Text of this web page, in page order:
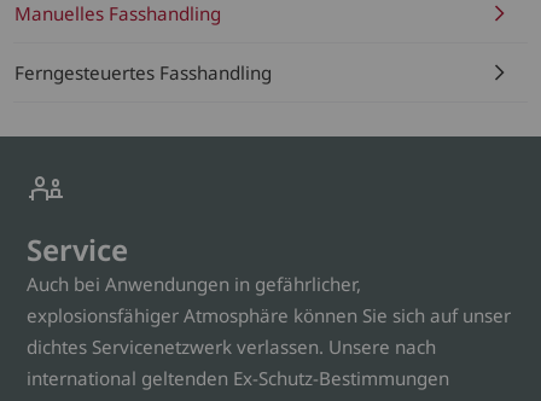
Manuelles Fasshandling
Ferngesteuertes Fasshandling
Service
Auch bei Anwendungen in gefährlicher,
explosionsfähiger Atmosphäre können Sie sich auf unser
dichtes Servicenetzwerk verlassen. Unsere nach
international geltenden Ex-Schutz-Bestimmungen